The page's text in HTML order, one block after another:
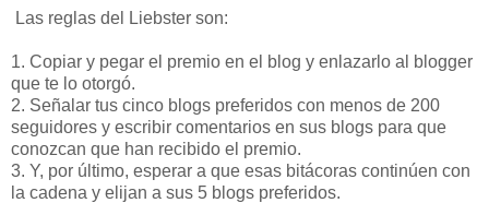
Las reglas del Liebster son:
1. Copiar y pegar el premio en el blog y enlazarlo al blogger
que te lo otorgó.
2. Señalar tus cinco blogs preferidos con menos de 200
seguidores y escribir comentarios en sus blogs para que
conozcan que han recibido el premio.
3. Y, por último, esperar a que esas bitácoras continúen con
la cadena y elijan a sus 5 blogs preferidos.